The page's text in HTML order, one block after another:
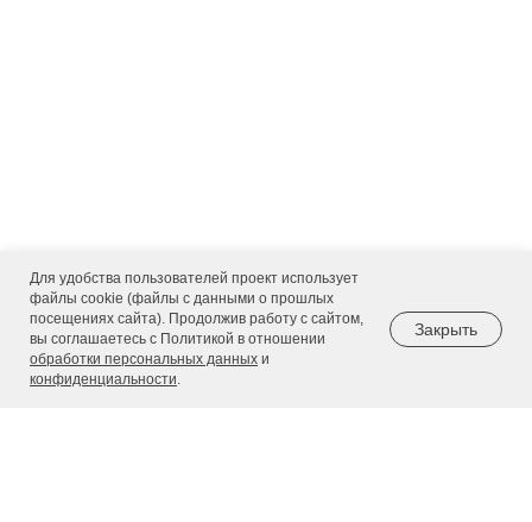
Для удобства пользователей проект использует
файлы cookie (файлы с данными о прошлых
посещениях сайта). Продолжив работу с сайтом,
вы соглашаетесь с Политикой в отношении
обработки персональных данных и
конфиденциальности.
Закрыть